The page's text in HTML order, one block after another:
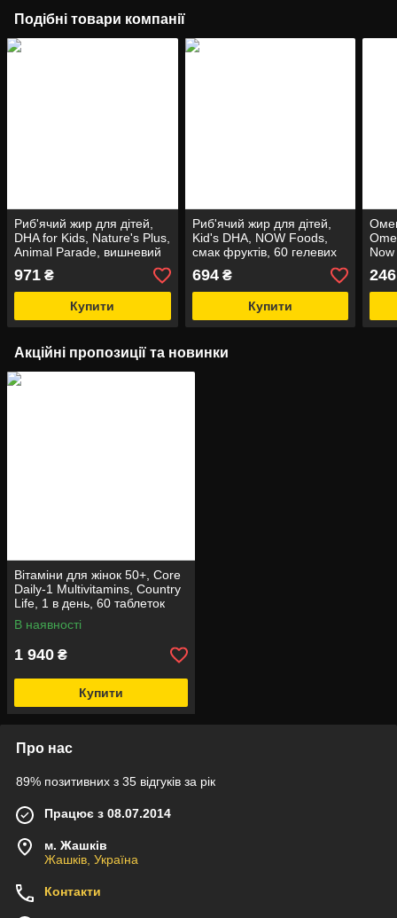
Подібні товари компанії
Риб'ячий жир для дітей,
DHA for Kids, Nature's Plus,
Animal Parade, вишневий
смак, 90 жувальних
цукерок
971 ₴
Купити
Риб'ячий жир для дітей,
Kid's DHA, NOW Foods,
смак фруктів, 60 гелевих
капсул
694₴
Купити
246
Акційні пропозиції та новинки
Вітаміни для жінок 50+, Core
Daily-1 Multivitamins, Country
Life, 1 в день, 60 таблеток
В наявності
1 940 ₴
Купити
Про нас
89% позитивних з 35 відгуків за рік
Працює з 08.07.2014
м. Жашків
Жашків, Україна
Контакти